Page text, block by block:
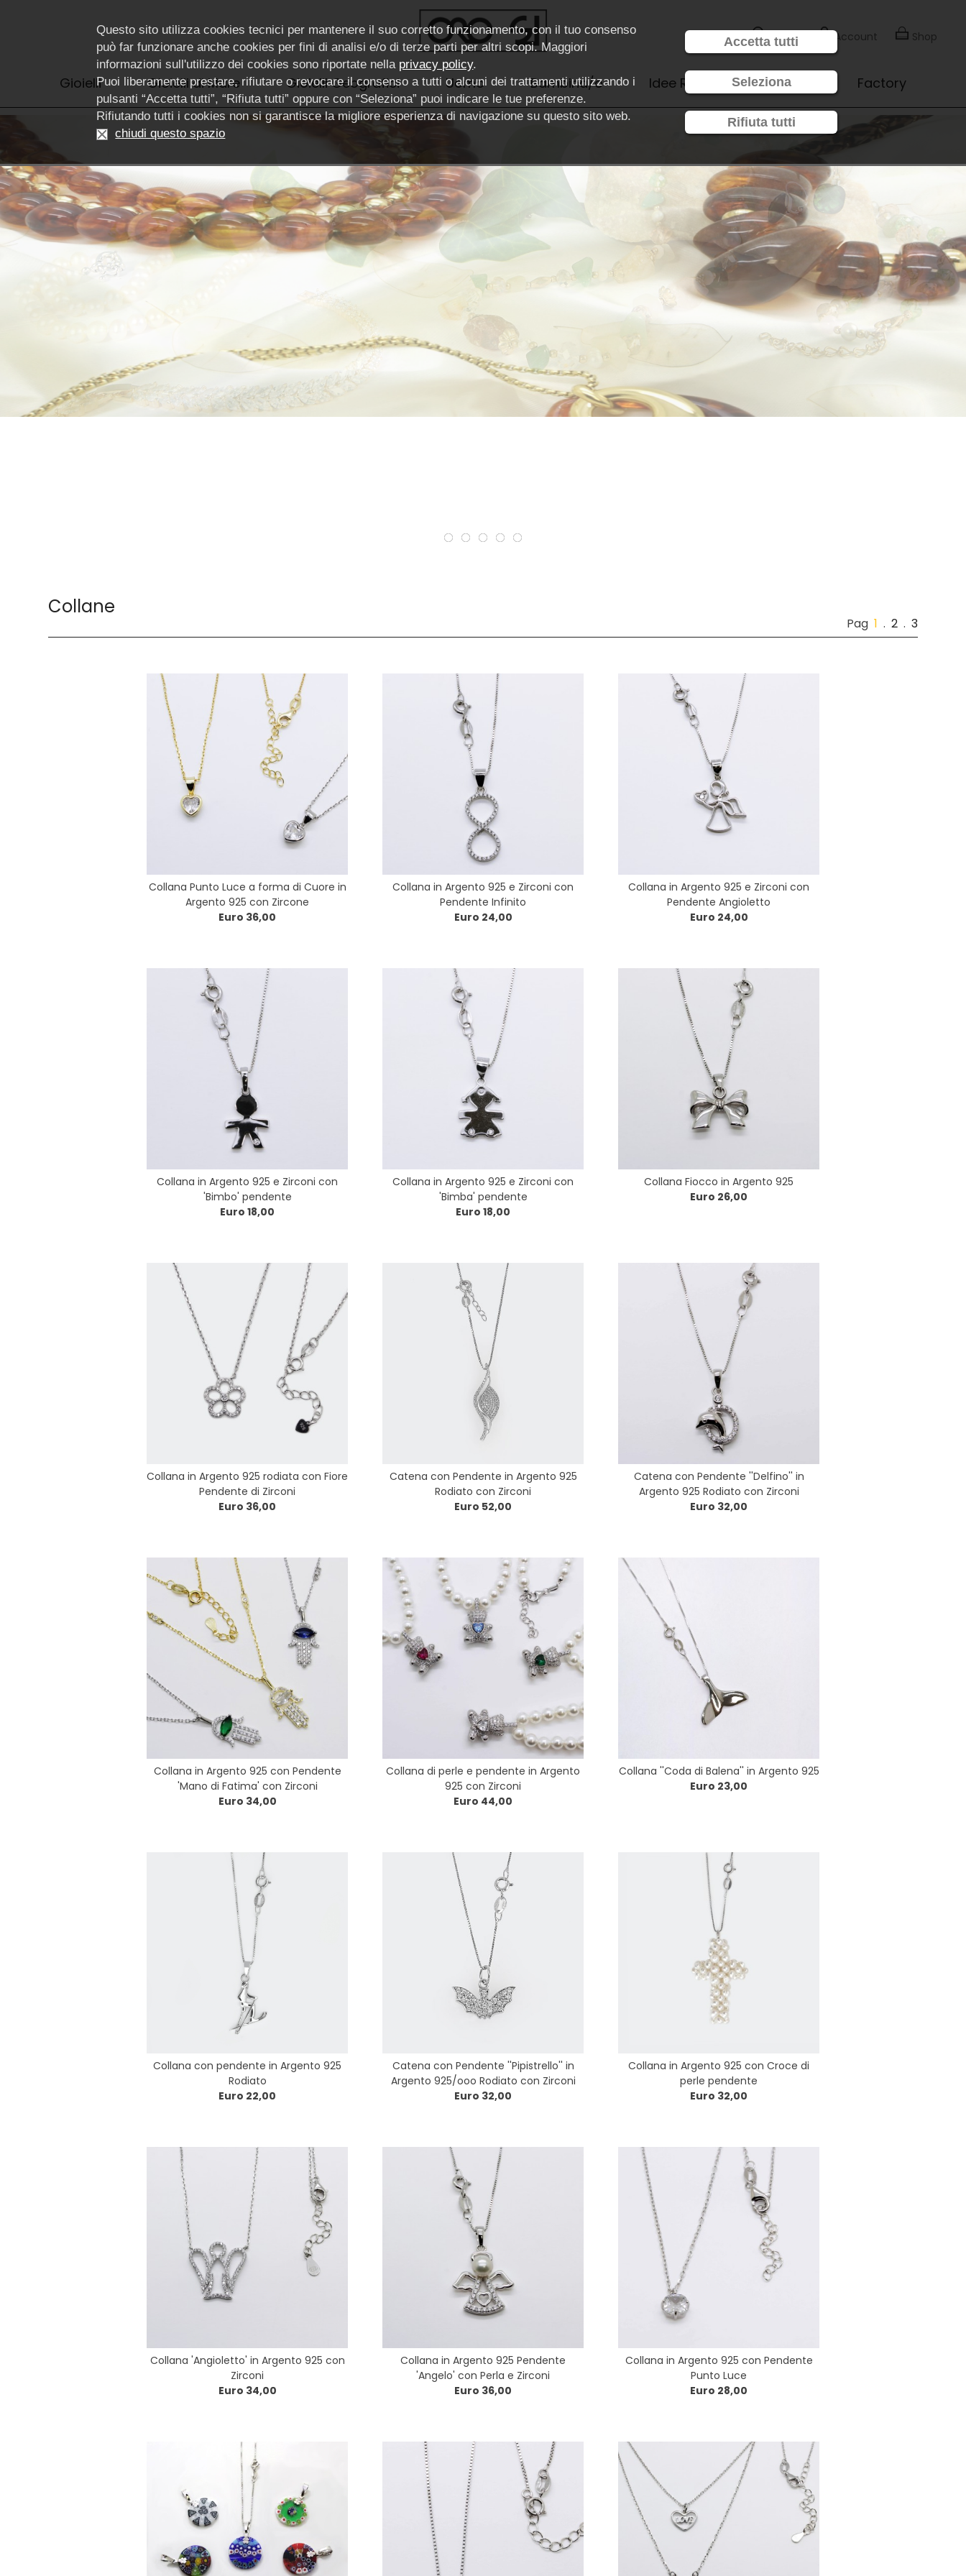
Cerca Account Shop
Gioielli Gioielli di Mare Gioielli Geografici Uomo Bambina/o Idee Regalo Novità Factory
Collane
Pag 1 . 2. 3
Collana Punto Luce a forma di Cuore in
Argento 925 con Zircone
Euro 36,00
Collana in Argento 925 e Zirconi con
Pendente Infinito
Euro 24,00
Collana in Argento 925 e Zirconi con
Pendente Angioletto
Euro 24,00
Collana in Argento 925 e Zirconi con
'Bimbo' pendente
Euro 18,00
Collana in Argento 925 e Zirconi con
'Bimba' pendente
Euro 18,00
Collana Fiocco in Argento 925
Euro 26,00
Collana in Argento 925 rodiata con Fiore
Pendente di Zirconi
Euro 36,00
Catena con Pendente in Argento 925
Rodiato con Zirconi
Euro 52,00
Catena con Pendente ''Delfino'' in
Argento 925 Rodiato con Zirconi
Euro 32,00
Collana in Argento 925 con Pendente
'Mano di Fatima' con Zirconi
Euro 34,00
Collana di perle e pendente in Argento
925 con Zirconi
Euro 44,00
Collana ''Coda di Balena'' in Argento 925
Euro 23,00
Collana con pendente in Argento 925
Rodiato
Euro 22,00
Catena con Pendente ''Pipistrello'' in
Argento 925/ooo Rodiato con Zirconi
Euro 32,00
Collana in Argento 925 con Croce di
perle pendente
Euro 32,00
Collana 'Angioletto' in Argento 925 con
Zirconi
Euro 34,00
Collana in Argento 925 Pendente
'Angelo' con Perla e Zirconi
Euro 36,00
Collana in Argento 925 con Pendente
Punto Luce
Euro 28,00
Questo sito utilizza cookies tecnici per mantenere il suo corretto funzionamento, con il tuo consenso
può far funzionare anche cookies per fini di analisi e/o di terze parti per altri scopi. Maggiori
informazioni sull'utilizzo dei cookies sono riportate nella privacy policy.
Puoi liberamente prestare, rifiutare o revocare il consenso a tutti o alcuni dei trattamenti utilizzando i
pulsanti “Accetta tutti”, “Rifiuta tutti” oppure con “Seleziona” puoi indicare le tue preferenze.
Rifiutando tutti i cookies non si garantisce la migliore esperienza di navigazione su questo sito web.
chiudi questo spazio
Accetta tutti
Seleziona
Rifiuta tutti